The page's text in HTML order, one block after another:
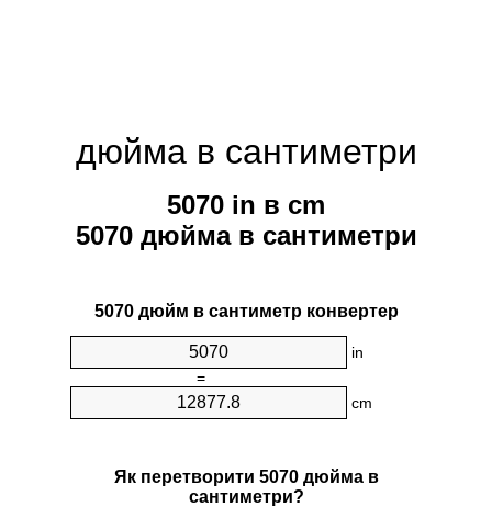
дюйма в сантиметри
5070 in в cm
5070 дюйма в сантиметри
5070 дюйм в сантиметр конвертер
in
=
cm
Як перетворити 5070 дюйма в
сантиметри?